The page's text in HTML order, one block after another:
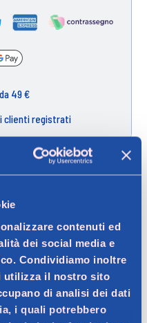
contenuti ed
dei social media e
Condividiamo inoltre
utilizza il nostro sito
di analisi dei dati
i quali potrebbero
49 €
clienti registrati
selezionato per l'alto grado